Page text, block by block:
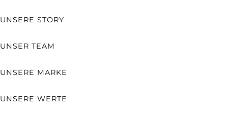
UNSERE STORY
UNSER TEAM
UNSERE MARKE
UNSERE WERTE